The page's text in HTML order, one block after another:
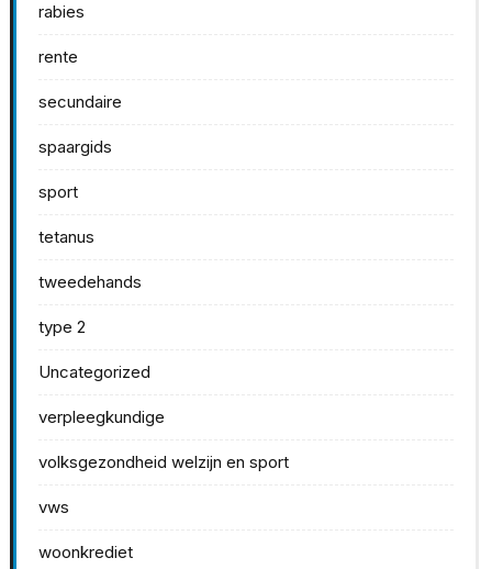
rabies
rente
secundaire
spaargids
sport
tetanus
tweedehands
type 2
Uncategorized
verpleegkundige
volksgezondheid welzijn en sport
vws
woonkrediet